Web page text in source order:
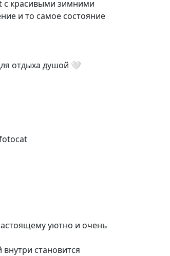
с красивыми зимними
и то самое состояние
отдыха душой 🤍
уютно и очень
становится